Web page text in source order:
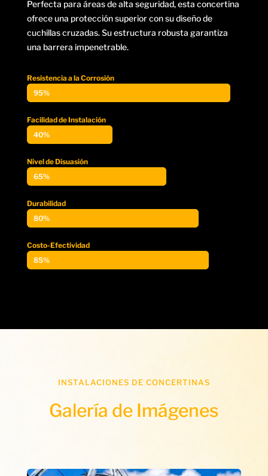
Perfecta para áreas de alta seguridad, esta concertina
ofrece una protección superior con su diseño de
cuchillas cruzadas. Su estructura robusta garantiza
una barrera impenetrable.
Resistencia a la Corrosión
95%
95%
Facilidad de Instalación
40%
40%
Nivel de Disuasión
65%
65%
Durabilidad
80%
80%
Costo-Efectividad
85%
85%
INSTALACIONES DE CONCERTINAS
Galería de Imágenes